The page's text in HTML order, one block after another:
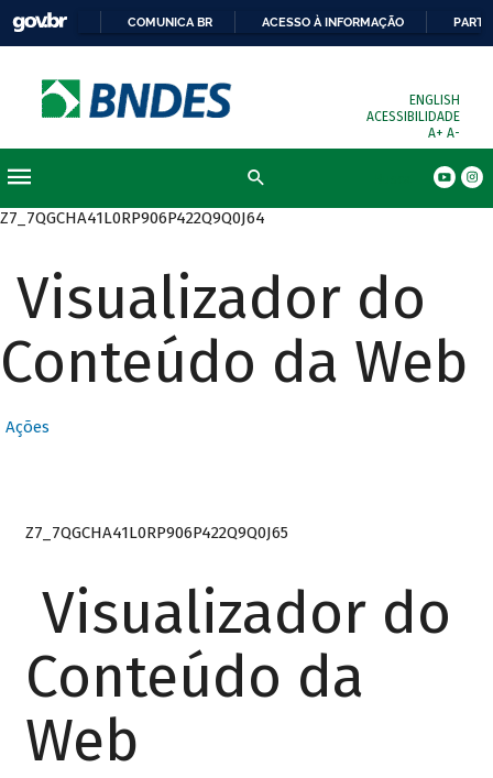
COMUNICA BR ACESSO À INFORMAÇÃO
ENGLISH
ACESSIBILIDADE
A+ A-
Z7_7QGCHA41L0RP906P422Q9Q0J64
Visualizador do
Conteúdo da Web
Ações
Z7_7QGCHA41L0RP906P422Q9Q0J65
Visualizador do
Conteúdo da
Web